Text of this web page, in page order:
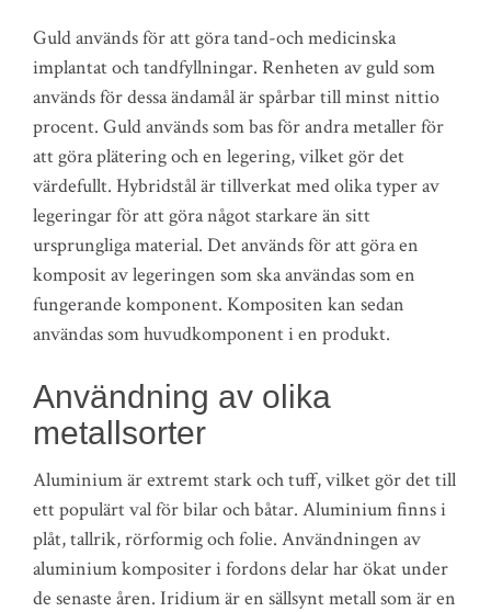
Guld används för att göra tand-och medicinska
implantat och tandfyllningar. Renheten av guld som
används för dessa ändamål är spårbar till minst nittio
procent. Guld används som bas för andra metaller för
att göra plätering och en legering, vilket gör det
värdefullt. Hybridstål är tillverkat med olika typer av
legeringar för att göra något starkare än sitt
ursprungliga material. Det används för att göra en
komposit av legeringen som ska användas som en
fungerande komponent. Kompositen kan sedan
användas som huvudkomponent i en produkt.
Användning av olika
metallsorter
Aluminium är extremt stark och tuff, vilket gör det till
ett populärt val för bilar och båtar. Aluminium finns i
plåt, tallrik, rörformig och folie. Användningen av
aluminium kompositer i fordons delar har ökat under
de senaste åren. Iridium är en sällsynt metall som är en